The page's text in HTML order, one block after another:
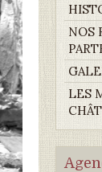
NOS
LES